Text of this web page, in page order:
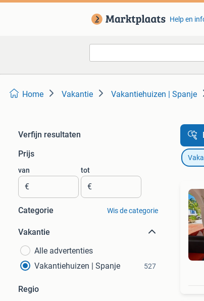
Help en
Home Vakantie Vakantiehuizen | Spanje
Verfijn resultaten
Prijs
van
€
tot
€
Categorie Wis de categorie
Vakantie
Alle advertenties
Vakantiehuizen | Spanje
527
Regio